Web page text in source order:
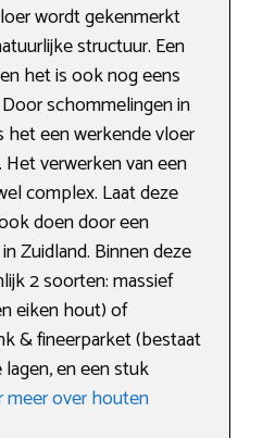
wordt gekenmerkt
structuur. Een
het is ook nog eens
schommelingen in
een werkende vloer
verwerken van een
complex. Laat deze
doen door een
Zuidland. Binnen deze
2 soorten: massief
eiken hout) of
& fineerparket (bestaat
en een stuk
meer over houten